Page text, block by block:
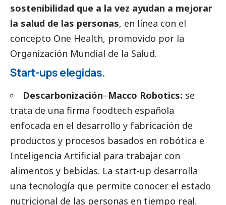
sostenibilidad que a la vez ayudan a mejorar
la salud de las personas, en línea con el
concepto One Health, promovido por la
Organización Mundial de la Salud.
Start-ups elegidas.
Descarbonización–Macco Robotics: se
trata de una firma foodtech española
enfocada en el desarrollo y fabricación de
productos y procesos basados en robótica e
Inteligencia Artificial para trabajar con
alimentos y bebidas. La start-up desarrolla
una tecnología que permite conocer el estado
nutricional de las personas en tiempo real.